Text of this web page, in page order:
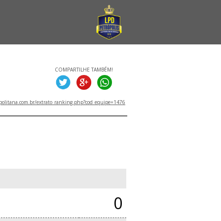
COMPARTILHE TAMBÉM!
extrato_ranking.php?cod_equipe=1476
0